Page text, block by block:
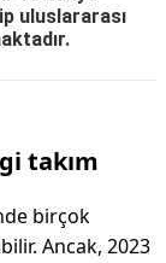
uluslararası
takım
birçok
Ancak, 2023